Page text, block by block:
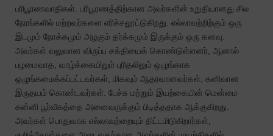
பரிபூரணவாதிகள். பரிபூரணத்திற்கான அவர்களின் உறுதியானது சில
நேரங்களில் மற்றவர்களை எரிச்சலூட்டுகிறது. எல்லாவற்றிற்கும் ஒரு
இடமும் நோக்கமும் அழகும் தர்க்கமும் இருக்கும் ஒரு கனவு.
அவர்கள் வலுவான விருப்ப சக்தியைக் கொண்டுள்ளனர், ஆனால்
பழமைவாத, வாழ்க்கையிலும் புரிதலிலும் ஒழுங்காக
ஒழுங்கமைக்கப்பட்டவர்கள், மிகவும் ஆதரவானவர்கள், கனிவான
இருதயம் கொண்டவர்கள். பேச்சு மற்றும் இயற்கையின் மென்மை
கன்னி பூர்வீகத்தை அனைவருக்கும் பிடித்ததாக ஆக்குகிறது.
அவர்கள் பொதுவாக எல்லாவற்றையும் திட்டமிடுகிறார்கள்,